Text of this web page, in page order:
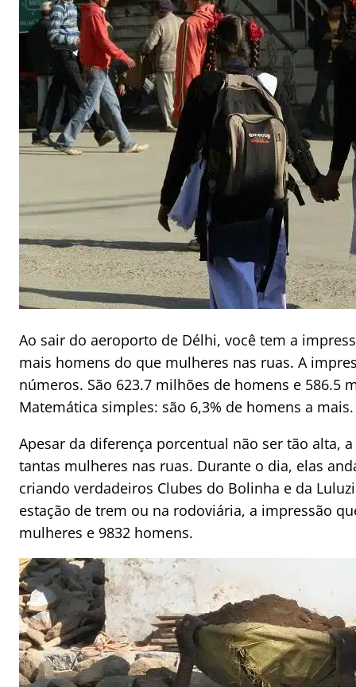
Ao sair do aeroporto de Délhi, você tem a
mais homens do que mulheres nas ruas. A
números. São 623.7 milhões de homens e 586.5
Matemática simples: são 6,3% de homens a mais.
Apesar da diferença porcentual não ser tão alta,
tantas mulheres nas ruas. Durante o dia, elas
criando verdadeiros Clubes do Bolinha e da
estação de trem ou na rodoviária, a impressão
mulheres e 9832 homens.